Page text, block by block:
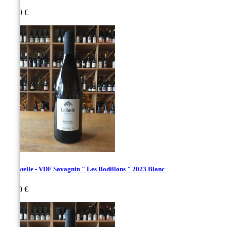
29,00 €
La Patelle - VDF Savagnin " Les Bodillons " 2023 Blanc
29,00 €